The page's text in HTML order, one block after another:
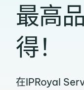
最高
得！
在IPRoyal